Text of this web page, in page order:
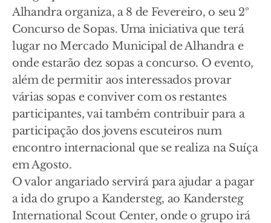
Alhandra organiza, a 8 de Fevereiro, o seu 2º
Concurso de Sopas. Uma iniciativa que terá
lugar no Mercado Municipal de Alhandra e
onde estarão dez sopas a concurso. O evento,
além de permitir aos interessados provar
várias sopas e conviver com os restantes
participantes, vai também contribuir para a
participação dos jovens escuteiros num
encontro internacional que se realiza na Suíça
em Agosto.
O valor angariado servirá para ajudar a pagar
a ida do grupo a Kandersteg, ao Kandersteg
International Scout Center, onde o grupo irá